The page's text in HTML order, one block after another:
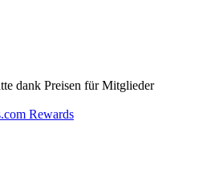
dank Preisen für Mitglieder
Rewards